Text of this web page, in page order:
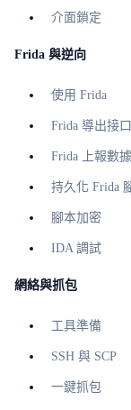
介面鎖定
Frida 與逆向
使用 Frida
Frida 導出接口
Frida 上報數據
持久化 Frida
腳本加密
IDA 調試
網絡與抓包
工具準備
SSH 與 SCP
一鍵抓包